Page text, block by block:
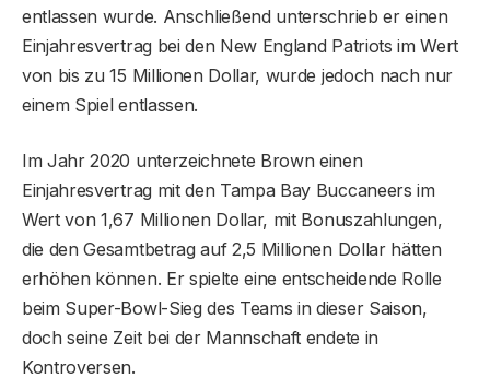
entlassen wurde. Anschließend unterschrieb er einen
Einjahresvertrag bei den New England Patriots im Wert
von bis zu 15 Millionen Dollar, wurde jedoch nach nur
einem Spiel entlassen.
Im Jahr 2020 unterzeichnete Brown einen
Einjahresvertrag mit den Tampa Bay Buccaneers im
Wert von 1,67 Millionen Dollar, mit Bonuszahlungen,
die den Gesamtbetrag auf 2,5 Millionen Dollar hätten
erhöhen können. Er spielte eine entscheidende Rolle
beim Super-Bowl-Sieg des Teams in dieser Saison,
doch seine Zeit bei der Mannschaft endete in
Kontroversen.